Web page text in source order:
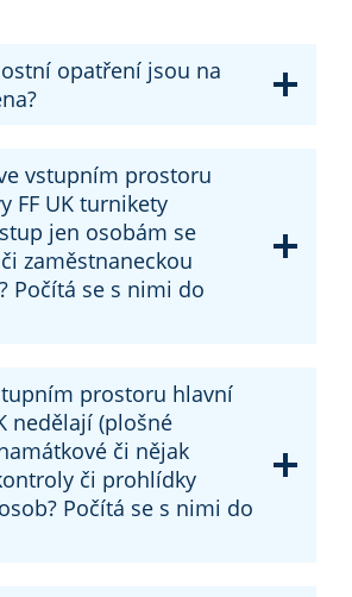
opatření jsou na
vstupním prostoru
FF UK turnikety
jen osobám se
zaměstnaneckou
Počítá se s nimi do
prostoru hlavní
nedělají (plošné
či nějak
či prohlídky
Počítá se s nimi do